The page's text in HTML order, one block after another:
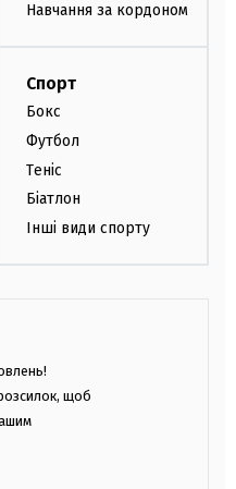
Навчання за кордоном
Спорт
Бокс
Футбол
Теніс
Біатлон
Інші види спорту
щоб